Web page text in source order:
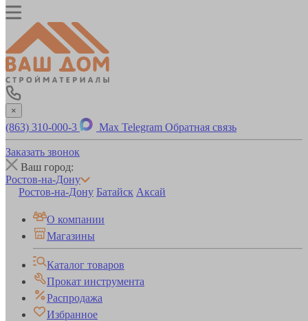
×
(863) 310-000-3 Max Telegram Обратная связь
Заказать звонок
Ваш город:
Ростов-на-Дону
Ростов-на-Дону Батайск Аксай
О компании
Магазины
Каталог товаров
Прокат инструмента
Распродажа
Избранное